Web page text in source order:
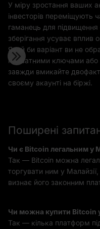
У міру зростання ваших
інвесторів переміщують
гаманець для
зберігання усуває вплив
Який би варіант ви не
приватними ключами
завжди вмикайте
своєму акаунті на біржі.
Поширені
Чи є Bitcoin легальним у
Так — Bitcoin можна
торгувати ним у
визнає його законним
Чи можна купити Bitcoin у
Так — кілька платформ